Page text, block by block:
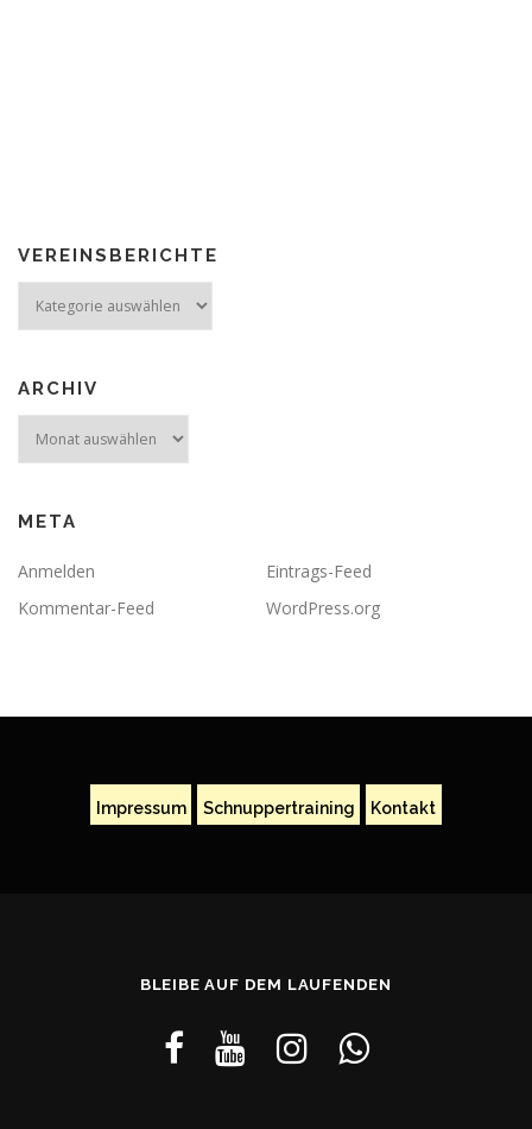
VEREINSBERICHTE
ARCHIV
META
Anmelden
Eintrags-Feed
Kommentar-Feed
WordPress.org
Impressum Schnuppertraining Kontakt
BLEIBE AUF DEM LAUFENDEN